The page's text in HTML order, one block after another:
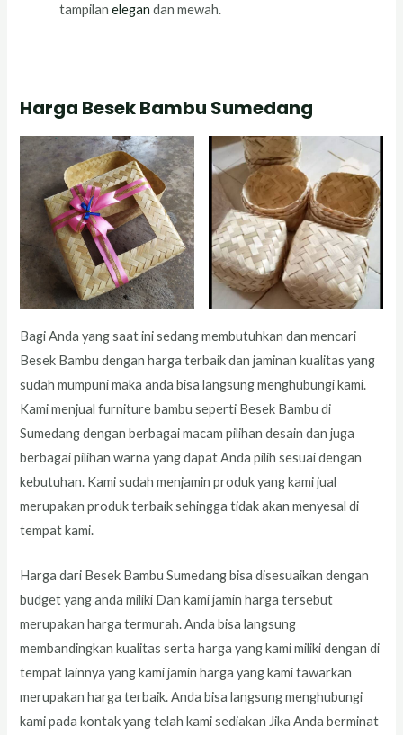
tampilanelegan dan mewah.
Harga Besek Bambu Sumedang
Bagi Anda yang saat ini sedang membutuhkan dan mencari
Besek Bambu dengan harga terbaik dan jaminan kualitas yang
sudah mumpuni maka anda bisa langsung menghubungi kami.
Kami menjual furniture bambu seperti Besek Bambu di
Sumedang dengan berbagai macam pilihan desain dan juga
berbagai pilihan warna yang dapat Anda pilih sesuai dengan
kebutuhan. Kami sudah menjamin produk yang kami jual
merupakan produk terbaik sehingga tidak akan menyesal di
tempat kami.
Harga dari Besek Bambu Sumedang bisa disesuaikan dengan
budget yang anda miliki Dan kami jamin harga tersebut
merupakan harga termurah. Anda bisa langsung
membandingkan kualitas serta harga yang kami miliki dengan di
tempat lainnya yang kami jamin harga yang kami tawarkan
merupakan harga terbaik. Anda bisa langsung menghubungi
kami pada kontak yang telah kami sediakan Jika Anda berminat